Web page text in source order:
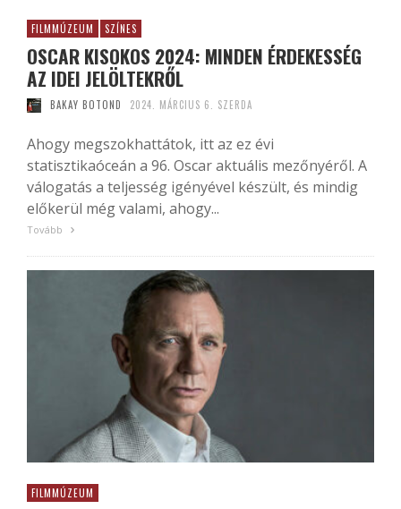
FILMMÚZEUM SZÍNES
OSCAR KISOKOS 2024: MINDEN ÉRDEKESSÉG
AZ IDEI JELÖLTEKRŐL
BAKAY BOTOND 2024. MÁRCIUS 6. SZERDA
Ahogy megszokhattátok, itt az ez évi
statisztikaóceán a 96. Oscar aktuális mezőnyéről. A
válogatás a teljesség igényével készült, és mindig
előkerül még valami, ahogy...
Tovább
FILMMÚZEUM